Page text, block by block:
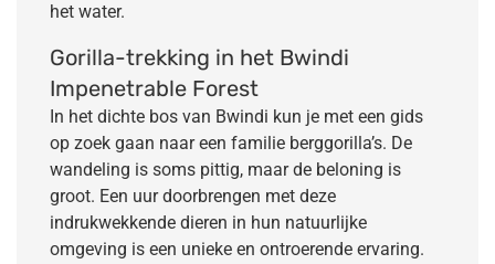
het water.
Gorilla-trekking in het Bwindi
Impenetrable Forest
In het dichte bos van Bwindi kun je met een gids
op zoek gaan naar een familie berggorilla’s. De
wandeling is soms pittig, maar de beloning is
groot. Een uur doorbrengen met deze
indrukwekkende dieren in hun natuurlijke
omgeving is een unieke en ontroerende ervaring.